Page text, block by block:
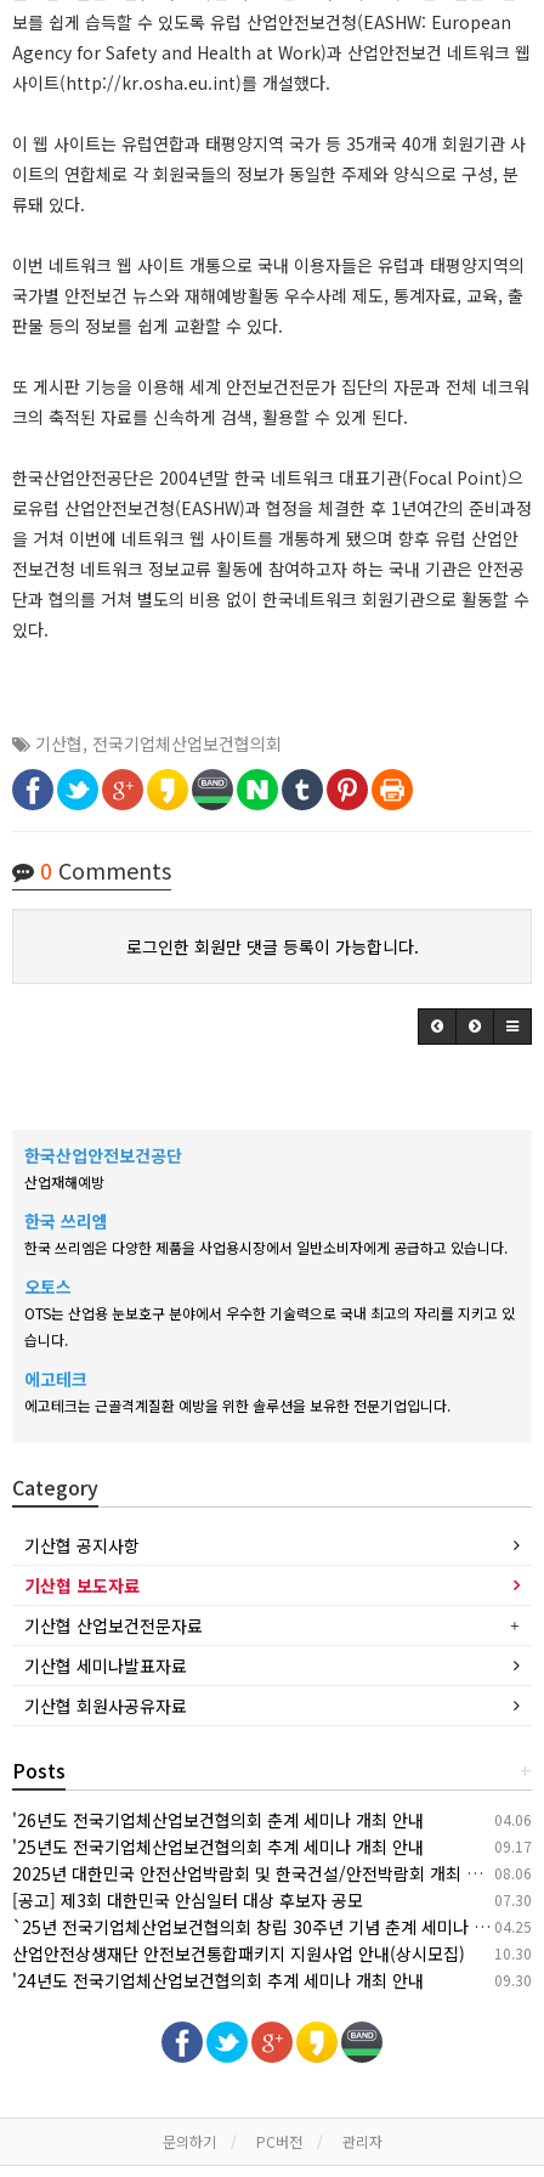
보를 쉽게 습득할 수 있도록 유럽 산업안전보건청(EASHW: European
Agency for Safety and Health at Work)과 산업안전보건 네트워크 웹
사이트(http://kr.osha.eu.int)를 개설했다.
이 웹 사이트는 유럽연합과 태평양지역 국가 등 35개국 40개 회원기관 사
이트의 연합체로 각 회원국들의 정보가 동일한 주제와 양식으로 구성, 분
류돼 있다.
이번 네트워크 웹 사이트 개통으로 국내 이용자들은 유럽과 태평양지역의
국가별 안전보건 뉴스와 재해예방활동 우수사례 제도, 통계자료, 교육, 출
판물 등의 정보를 쉽게 교환할 수 있다.
또 게시판 기능을 이용해 세계 안전보건전문가 집단의 자문과 전체 네크워
크의 축적된 자료를 신속하게 검색, 활용할 수 있게 된다.
한국산업안전공단은 2004년말 한국 네트워크 대표기관(Focal Point)으
로유럽 산업안전보건청(EASHW)과 협정을 체결한 후 1년여간의 준비과정
을 거쳐 이번에 네트워크 웹 사이트를 개통하게 됐으며 향후 유럽 산업안
전보건청 네트워크 정보교류 활동에 참여하고자 하는 국내 기관은 안전공
단과 협의를 거쳐 별도의 비용 없이 한국네트워크 회원기관으로 활동할 수
있다.
기산협, 전국기업체산업보건협의회
0 Comments
로그인한 회원만 댓글 등록이 가능합니다.
한국산업안전보건공단
산업재해예방
한국 쓰리엠
한국 쓰리엠은 다양한 제품을 사업용시장에서 일반소비자에게 공급하고 있습니다.
오토스
OTS는 산업용 눈보호구 분야에서 우수한 기술력으로 국내 최고의 자리를 지키고 있
습니다.
에고테크
에고테크는 근골격계질환 예방을 위한 솔루션을 보유한 전문기업입니다.
Category
기산협 공지사항
기산협 보도자료
기산협 산업보건전문자료
기산협 세미나발표자료
기산협 회원사공유자료
+
Posts
04.06
'26년도 전국기업체산업보건협의회 춘계 세미나 개최 안내
09.17
'25년도 전국기업체산업보건협의회 추계 세미나 개최 안내
08.06
2025년 대한민국 안전산업박람회 및 한국건설/안전박람회 개최 안내
07.30
[공고] 제3회 대한민국 안심일터 대상 후보자 공모
04.25
`25년 전국기업체산업보건협의회 창립 30주년 기념 춘계 세미나 개최 안내
10.30
산업안전상생재단 안전보건통합패키지 지원사업 안내(상시모집)
09.30
'24년도 전국기업체산업보건협의회 추계 세미나 개최 안내
문의하기 PC버전 관리자